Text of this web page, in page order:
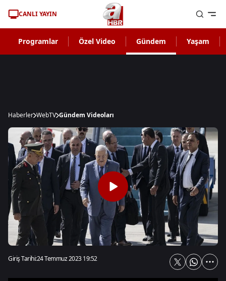
CANLI YAYIN
Programlar Özel Video Gündem Yaşam
Haberler WebTV Gündem Videoları
Giriş Tarihi:24 Temmuz 2023 19:52